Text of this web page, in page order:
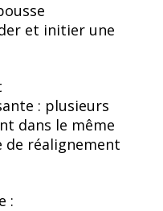
et initier une
: plusieurs
dans le même
de réalignement
: